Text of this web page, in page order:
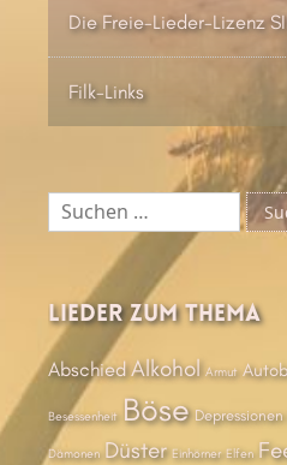
Die Freie-Lieder-Lizenz
Filk-Links
Suchen
nach:
Lieder zum Thema
Abschied Alkohol Armut
Besessenheit Böse Depressionen
Dämonen Düster Einhörner Elfen